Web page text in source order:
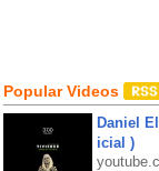
Popular Videos
Daniel
icial )